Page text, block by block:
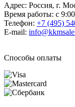
Адрес: Россия, г.
Время работы: с
Телефон: +7 (495)
E-mail:
Способы оплаты